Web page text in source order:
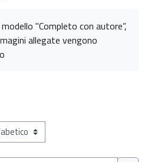
"Completo con autore”,
allegate vengono
questo indice